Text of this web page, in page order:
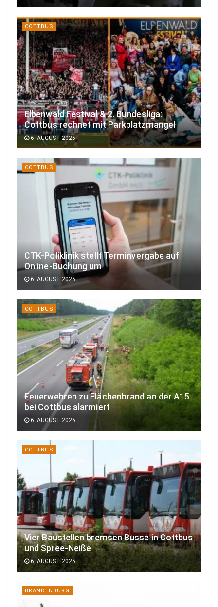
COTTBUS
Elbenwald Festival & 2. Bundesliga:
Cottbus rechnet mit Parkplatzmangel
6. AUGUST 2026
COTTBUS
CTK-Poliklinik stellt Terminvergabe auf
Online-Buchung um
6. AUGUST 2026
COTTBUS
Feuerwehren zu Flächenbrand an der A15
bei Cottbus alarmiert
6. AUGUST 2026
COTTBUS
Vier Baustellen bremsen Busse in Cottbus
und Spree-Neiße
6. AUGUST 2026
BRANDENBURG